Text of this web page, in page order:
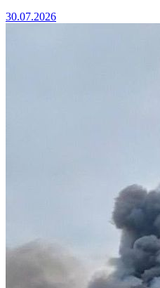
30.07.2026